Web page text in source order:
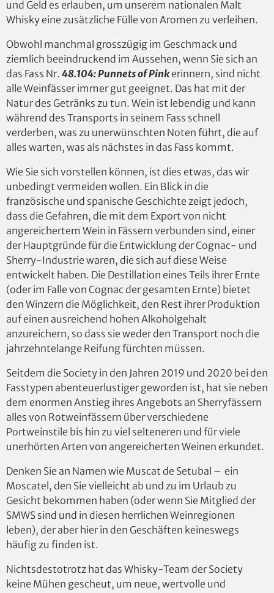
und Geld es erlauben, um unserem nationalen Malt
Whisky eine zusätzliche Fülle von Aromen zu verleihen.
Obwohl manchmal grosszügig im Geschmack und
ziemlich beeindruckend im Aussehen, wenn Sie sich an
das Fass Nr. 48.104: Punnets of Pinkerinnern, sind nicht
alle Weinfässer immer gut geeignet. Das hat mit der
Natur des Getränks zu tun. Wein ist lebendig und kann
während des Transports in seinem Fass schnell
verderben, was zu unerwünschten Noten führt, die auf
alles warten, was als nächstes in das Fass kommt.
Wie Sie sich vorstellen können, ist dies etwas, das wir
unbedingt vermeiden wollen. Ein Blick in die
französische und spanische Geschichte zeigt jedoch,
dass die Gefahren, die mit dem Export von nicht
angereichertem Wein in Fässern verbunden sind, einer
der Hauptgründe für die Entwicklung der Cognac- und
Sherry-Industrie waren, die sich auf diese Weise
entwickelt haben. Die Destillation eines Teils ihrer Ernte
(oder im Falle von Cognac der gesamten Ernte) bietet
den Winzern die Möglichkeit, den Rest ihrer Produktion
auf einen ausreichend hohen Alkoholgehalt
anzureichern, so dass sie weder den Transport noch die
jahrzehntelange Reifung fürchten müssen.
Seitdem die Society in den Jahren 2019 und 2020 bei den
Fasstypen abenteuerlustiger geworden ist, hat sie neben
dem enormen Anstieg ihres Angebots an Sherryfässern
alles von Rotweinfässern über verschiedene
Portweinstile bis hin zu viel selteneren und für viele
unerhörten Arten von angereicherten Weinen erkundet.
Denken Sie an Namen wie Muscat de Setubal – ein
Moscatel, den Sie vielleicht ab und zu im Urlaub zu
Gesicht bekommen haben (oder wenn Sie Mitglied der
SMWS sind und in diesen herrlichen Weinregionen
leben), der aber hier in den Geschäften keineswegs
häufig zu finden ist.
Nichtsdestotrotz hat das Whisky-Team der Society
keine Mühen gescheut, um neue, wertvolle und